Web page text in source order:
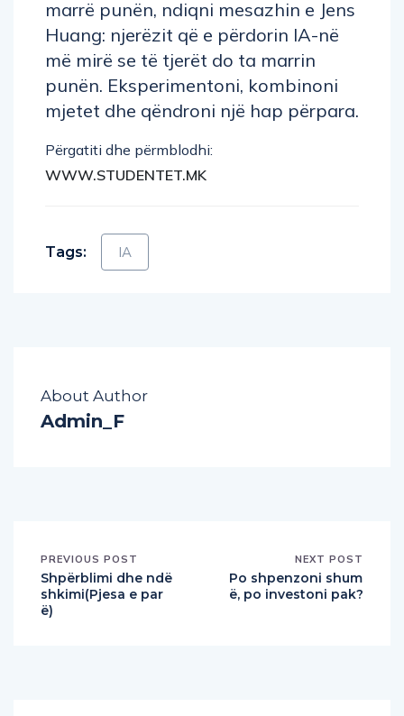
marrë punën, ndiqni mesazhin e Jens
Huang: njerëzit që e përdorin IA-në
më mirë se të tjerët do ta marrin
punën. Eksperimentoni, kombinoni
mjetet dhe qëndroni një hap përpara.
Përgatiti dhe përmblodhi:
WWW.STUDENTET.MK
Tags: IA
About Author
Admin_F
PREVIOUS POST
Shpërblimi dhe ndë
shkimi(Pjesa e par
ë)
NEXT POST
Po shpenzoni shum
ë, po investoni pak?